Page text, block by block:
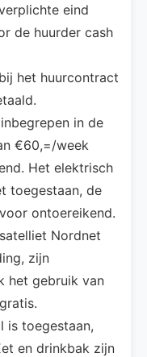
eind
de huurder cash
het huurcontract
in de
€60,=/week
Het elektrisch
toegestaan, de
ontoereikend.
Nordnet
zijn
het gebruik van
is toegestaan,
en drinkbak zijn